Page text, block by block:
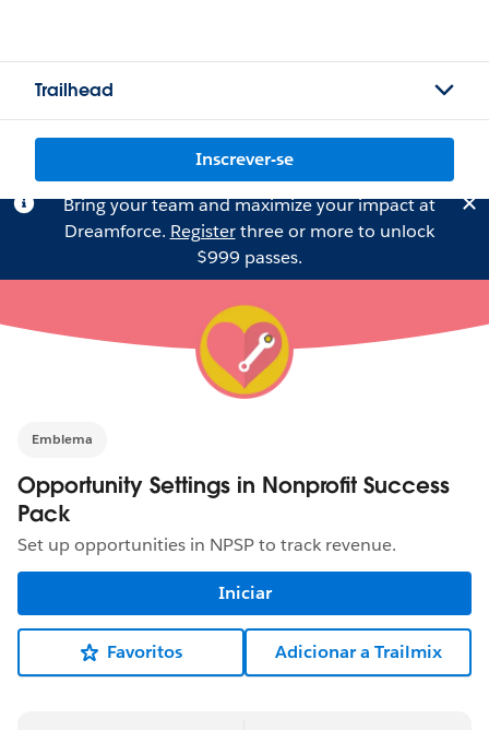
Trailhead
Inscrever-se
Bring your team and maximize your impact at
Dreamforce. Registerthree or more to unlock
$999 passes.
Emblema
Opportunity Settings in Nonprofit Success
Pack
Set up opportunities in NPSP to track revenue.
Iniciar
Favoritos Adicionar a Trailmix